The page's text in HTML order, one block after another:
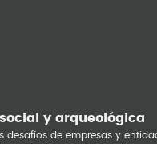
y arqueológica
desafíos de empresas y